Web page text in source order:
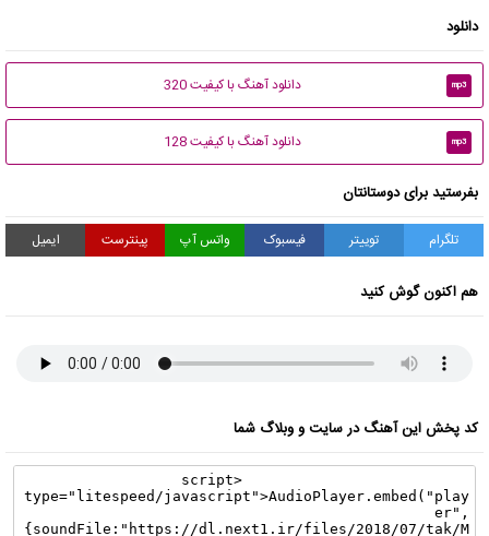
دانلود
mp3 دانلود آهنگ با کیفیت 320
mp3 دانلود آهنگ با کیفیت 128
بفرستید برای دوستانتان
تلگرام توییتر فیسبوک واتس آپ پینترست ایمیل
هم اکنون گوش کنید
کد پخش این آهنگ در سایت و وبلاگ شما